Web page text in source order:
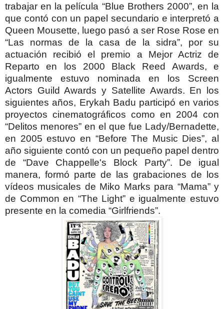
trabajar en la película “Blue Brothers 2000”, en la
que contó con un papel secundario e interpretó a
Queen Mousette, luego pasó a ser Rose Rose en
“Las normas de la casa de la sidra”, por su
actuación recibió el premio a Mejor Actriz de
Reparto en los 2000 Black Reed Awards, e
igualmente estuvo nominada en los Screen
Actors Guild Awards y Satellite Awards. En los
siguientes años, Erykah Badu participó en varios
proyectos cinematográficos como en 2004 con
“Delitos menores” en el que fue Lady/Bernadette,
en 2005 estuvo en “Before The Music Dies”, al
año siguiente contó con un pequeño papel dentro
de “Dave Chappelle's Block Party”. De igual
manera, formó parte de las grabaciones de los
vídeos musicales de Miko Marks para “Mama” y
de Common en “The Light” e igualmente estuvo
presente en la comedia “Girlfriends”.